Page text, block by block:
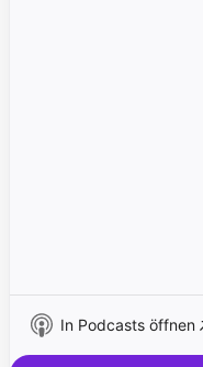
In Podcasts öffnen